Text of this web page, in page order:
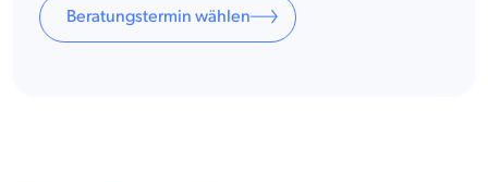
Beratungstermin wählen